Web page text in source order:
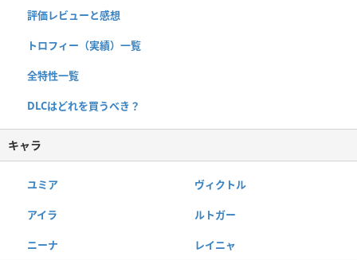
評価レビューと感想
トロフィー（実績）一覧
全特性一覧
DLCはどれを買うべき？
キャラ
ユミア ヴィクトル
アイラ ルトガー
ニーナ レイニャ